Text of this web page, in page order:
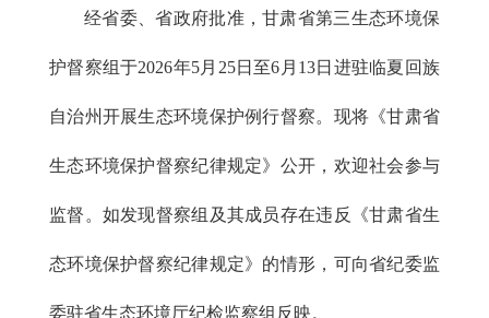
经省委、省政府批准，甘肃省第三生态环境保
护督察组于2026年5月25日至6月13日进驻临夏回族
自治州开展生态环境保护例行督察。现将《甘肃省
生态环境保护督察纪律规定》公开，欢迎社会参与
监督。如发现督察组及其成员存在违反《甘肃省生
态环境保护督察纪律规定》的情形，可向省纪委监
委驻省生态环境厅纪检监察组反映。